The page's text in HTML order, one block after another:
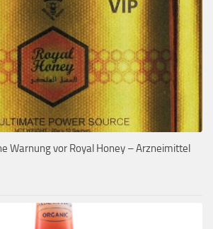
Warnung vor Royal Honey – Arzneimittel